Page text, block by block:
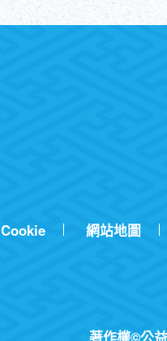
Cookie 網站地圖
著作權©公